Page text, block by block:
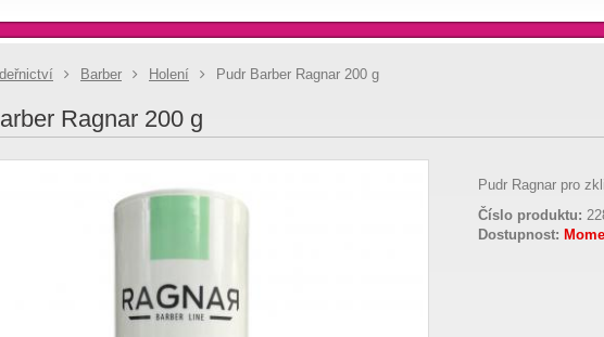
Barber Holení Pudr Barber Ragnar 200 g
Ragnar 200 g
Pudr Ragnar pro
Číslo produktu:
Dostupnost: